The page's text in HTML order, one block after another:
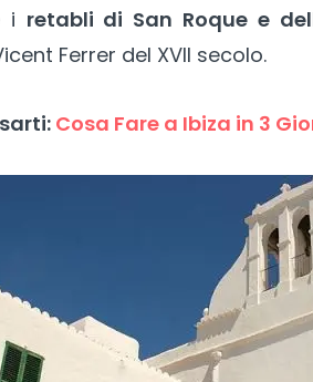
i retabli di San Roque e
Ferrer del XVII secolo.
Cosa Fare a Ibiza in 3